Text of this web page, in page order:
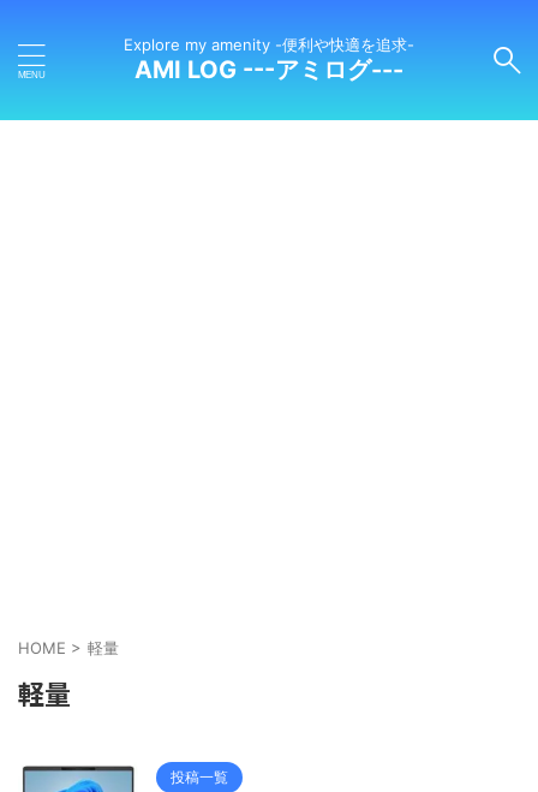
Explore my amenity -便利や快適を追求-
AMI LOG ---アミログ---
HOME > 軽量
軽量
投稿一覧